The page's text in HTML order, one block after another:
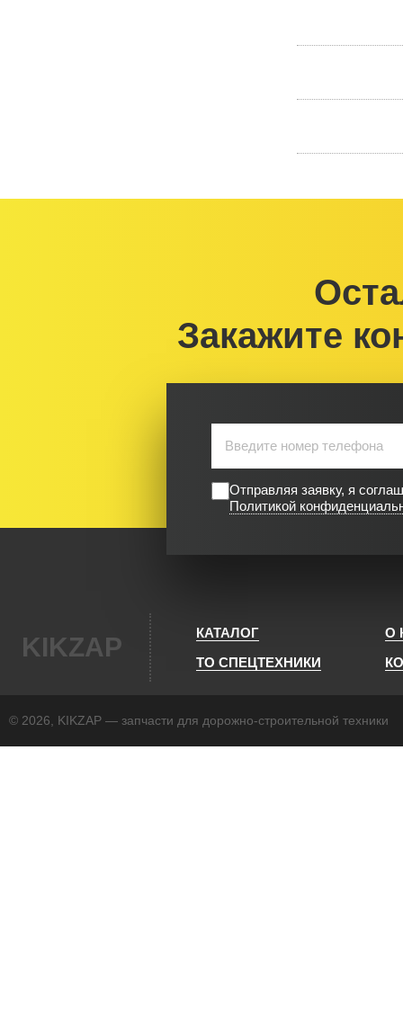
Закажите
Отправляя заявку, я
Политикой
KIKZAP КАТАЛОГ
О
ТО СПЕЦТЕХНИКИ
© 2026, KIKZAP — запчасти для дорожно-строительной техники